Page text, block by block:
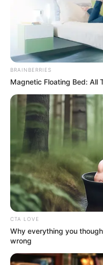
BRAINBERRIES
Magnetic Floating Bed: All
CTA LOVE
Why everything you
wrong